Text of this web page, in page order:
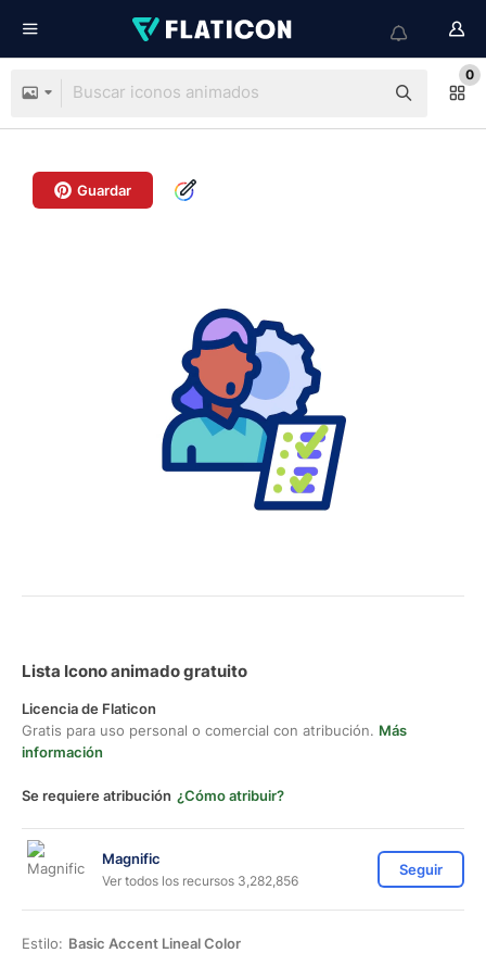
0
Guardar
Lista Icono animado gratuito
Licencia de Flaticon
Gratis para uso personal o comercial con atribución. Más
información
Se requiere atribución ¿Cómo atribuir?
Magnific
Ver todos los recursos 3,282,856
Seguir
Estilo: Basic Accent Lineal Color